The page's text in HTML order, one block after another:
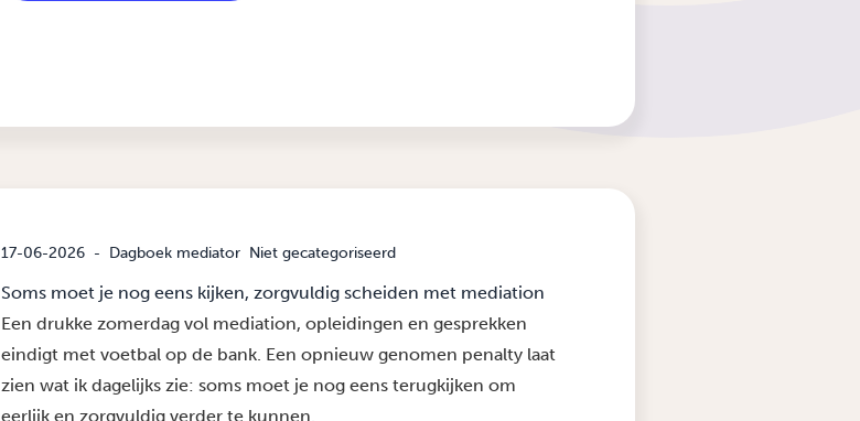
17-06-2026 - Dagboek mediator Niet gecategoriseerd
Soms moet je nog eens kijken, zorgvuldig scheiden met mediation
Een drukke zomerdag vol mediation, opleidingen en gesprekken
eindigt met voetbal op de bank. Een opnieuw genomen penalty laat
zien wat ik dagelijks zie: soms moet je nog eens terugkijken om
eerlijk en zorgvuldig verder te kunnen.